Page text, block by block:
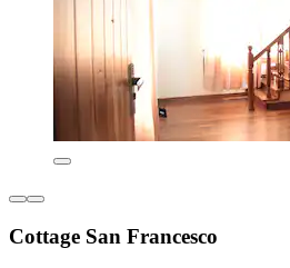
Cottage San Francesco